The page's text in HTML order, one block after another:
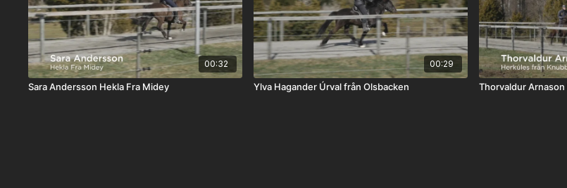
00:32
Sara Andersson Hekla Fra Midey
00:29
Ylva Hagander Úrval från Olsbacken